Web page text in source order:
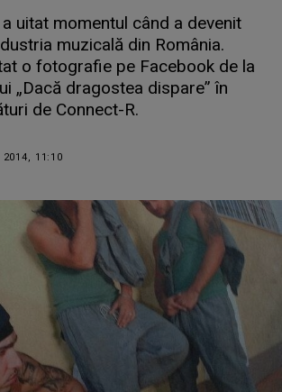
uitat momentul când a devenit
muzicală din România.
o fotografie pe Facebook de la
„Dacă dragostea dispare” în
de Connect-R.
11:10